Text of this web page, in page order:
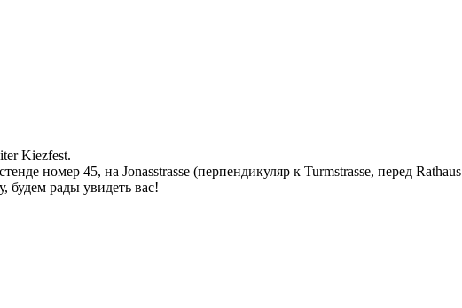
Kiezfest.
номер 45, на Jonasstrasse (перпендикуляр к Turmstrasse, перед
будем рады увидеть вас!